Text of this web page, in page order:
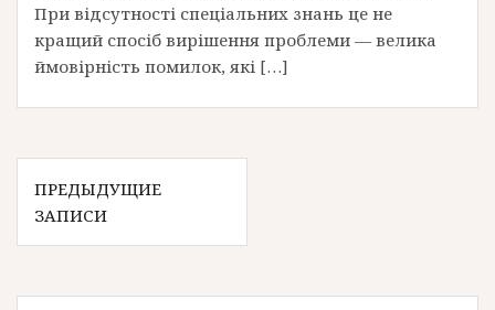
При відсутності спеціальних знань це не
кращий спосіб вирішення проблеми — велика
ймовірність помилок, які […]
Н
а
ПРЕДЫДУЩИЕ
ЗАПИСИ